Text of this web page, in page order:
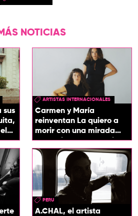
NOTICIAS
sus
ARTISTAS INTERNACIONALES
Carmen y María
reinventan La quiero a
morir con una mirada
entre el flamenco y el
soul
PERU
A.CHAL, el artista